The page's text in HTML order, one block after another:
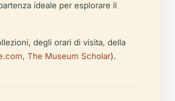
ideale per esplorare il
degli orari di visita, della
, The Museum Scholar).